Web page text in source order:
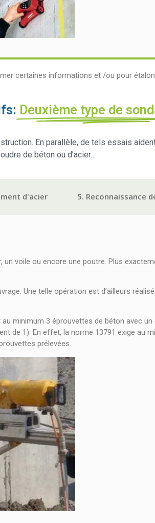
certaines informations et /ou pour
Deuxième type de
En parallèle, de tels essais
de béton ou d’acier…
d'acier 5. Reconnaissance
voile ou encore une poutre. Plus
Une telle opération est d’ailleurs
minimum 3 éprouvettes de béton avec
de 1). En effet, la norme 13791 exige au
prélevées.